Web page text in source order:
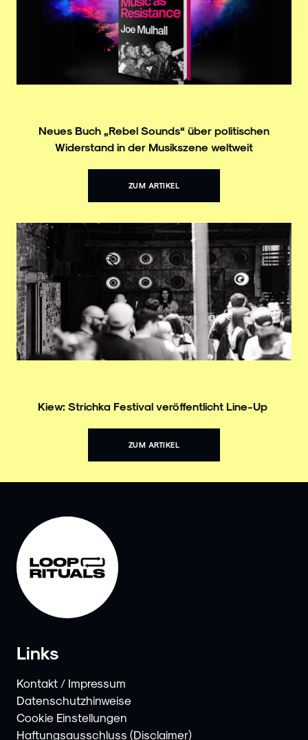
Neues Buch „Rebel Sounds“ über politischen
Widerstand in der Musikszene weltweit
ZUM ARTIKEL
Kiew: Strichka Festival veröffentlicht Line-Up
ZUM ARTIKEL
Links
Kontakt / Impressum
Datenschutzhinweise
Cookie Einstellungen
Haftungsausschluss (Disclaimer)